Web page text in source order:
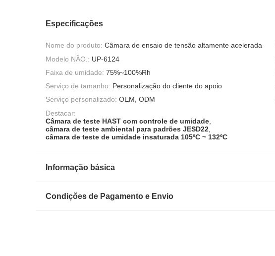
Especificações
Nome do produto: Câmara de ensaio de tensão altamente acelerada
Modelo NÃO.: UP-6124
Faixa de umidade: 75%~100%Rh
Serviço de tamanho: Personalização do cliente do apoio
Serviço personalizado: OEM, ODM
Destacar:
Câmara de teste HAST com controle de umidade
câmara de teste ambiental para padrões JESD22
câmara de teste de umidade insaturada 105ºC ~ 132ºC
Informação básica
Condições de Pagamento e Envio